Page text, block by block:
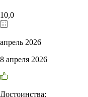
10,0
апрель 2026
8 апреля 2026
Достоинства: